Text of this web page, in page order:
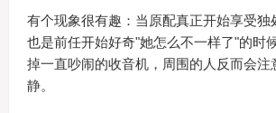
有个现象很有趣：当原配真正开始享受独
也是前任开始好奇"她怎么不一样了"的时
掉一直吵闹的收音机，周围的人反而会注
静。